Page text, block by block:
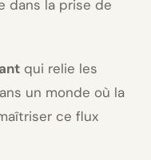
dans la prise de
qui relie les
un monde où la
ce flux